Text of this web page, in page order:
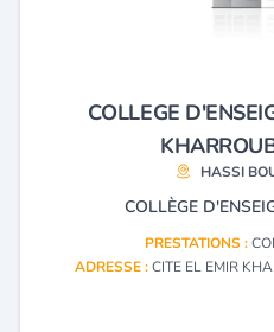
COLLEGE
HASSI
COLLÈGE
PRESTATIONS :
ADRESSE :CITE EL EMIR